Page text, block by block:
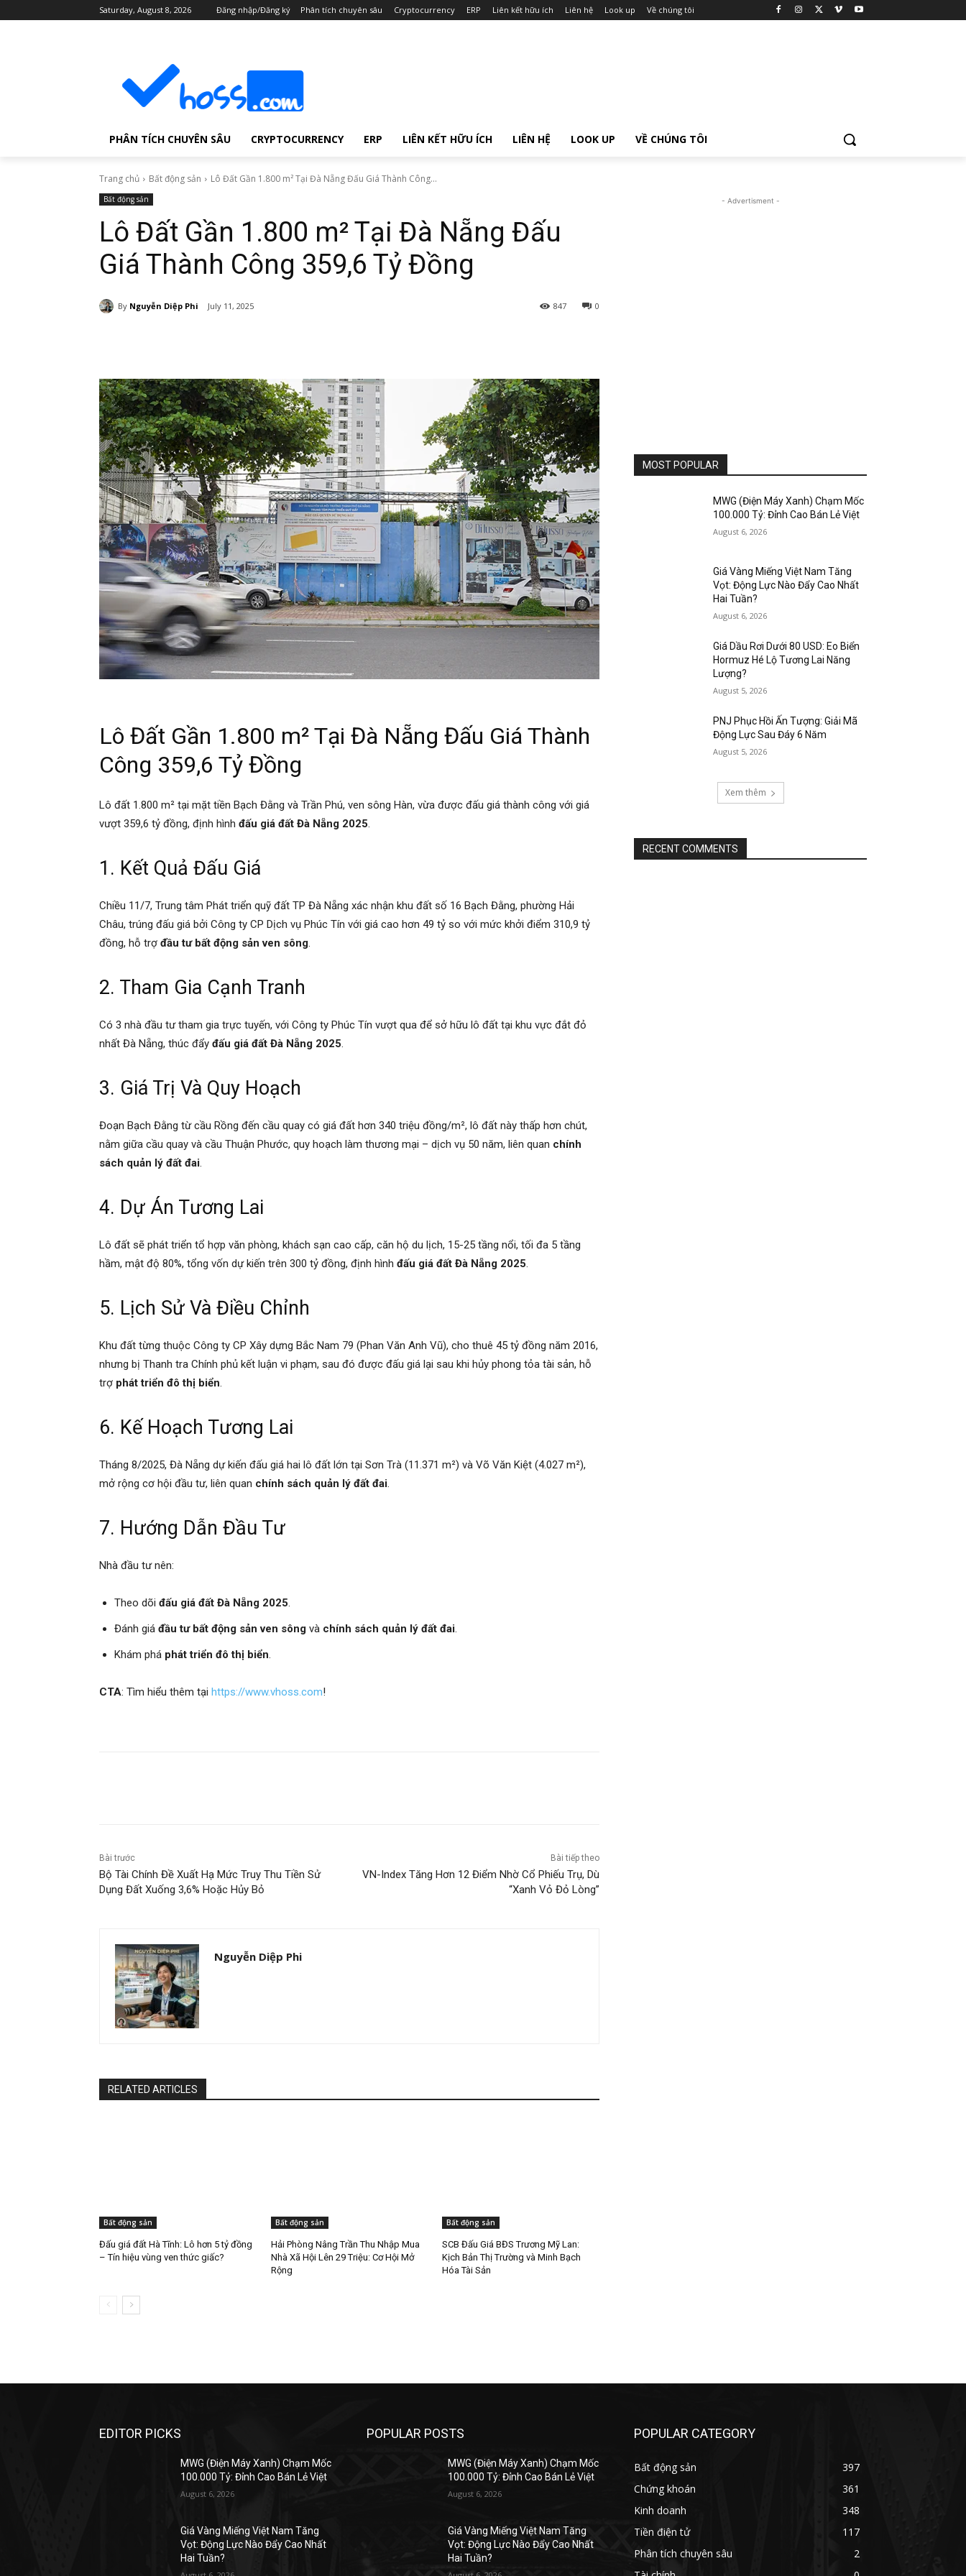
Saturday, August 8, 2026 Đăng nhập/Đăng ký Phân tích chuyên sâu Cryptocurrency ERP Liên kết hữu ích Liên hệ Look up Về chúng tôi
PHÂN TÍCH CHUYÊN SÂU CRYPTOCURRENCY ERP LIÊN KẾT HỮU ÍCH LIÊN HỆ LOOK UP VỀ CHÚNG TÔI
Trang chủ Bất động sản Lô Đất Gần 1.800 m² Tại Đà Nẵng Đấu Giá Thành Công...
Bất động sản
Lô Đất Gần 1.800 m² Tại Đà Nẵng Đấu
Giá Thành Công 359,6 Tỷ Đồng
By Nguyễn Diệp Phi July 11, 2025 0
847
Lô Đất Gần 1.800 m² Tại Đà Nẵng Đấu Giá Thành
Công 359,6 Tỷ Đồng
Lô đất 1.800 m² tại mặt tiền Bạch Đằng và Trần Phú, ven sông Hàn, vừa được đấu giá thành công với giá
vượt 359,6 tỷ đồng, định hình đấu giá đất Đà Nẵng 2025.
1. Kết Quả Đấu Giá
Chiều 11/7, Trung tâm Phát triển quỹ đất TP Đà Nẵng xác nhận khu đất số 16 Bạch Đằng, phường Hải
Châu, trúng đấu giá bởi Công ty CP Dịch vụ Phúc Tín với giá cao hơn 49 tỷ so với mức khởi điểm 310,9 tỷ
đồng, hỗ trợ đầu tư bất động sản ven sông.
2. Tham Gia Cạnh Tranh
Có 3 nhà đầu tư tham gia trực tuyến, với Công ty Phúc Tín vượt qua để sở hữu lô đất tại khu vực đắt đỏ
nhất Đà Nẵng, thúc đẩy đấu giá đất Đà Nẵng 2025.
3. Giá Trị Và Quy Hoạch
Đoạn Bạch Đằng từ cầu Rồng đến cầu quay có giá đất hơn 340 triệu đồng/m², lô đất này thấp hơn chút,
nằm giữa cầu quay và cầu Thuận Phước, quy hoạch làm thương mại – dịch vụ 50 năm, liên quan chính
sách quản lý đất đai.
4. Dự Án Tương Lai
Lô đất sẽ phát triển tổ hợp văn phòng, khách sạn cao cấp, căn hộ du lịch, 15-25 tầng nổi, tối đa 5 tầng
hầm, mật độ 80%, tổng vốn dự kiến trên 300 tỷ đồng, định hình đấu giá đất Đà Nẵng 2025.
5. Lịch Sử Và Điều Chỉnh
Khu đất từng thuộc Công ty CP Xây dựng Bắc Nam 79 (Phan Văn Anh Vũ), cho thuê 45 tỷ đồng năm 2016,
nhưng bị Thanh tra Chính phủ kết luận vi phạm, sau đó được đấu giá lại sau khi hủy phong tỏa tài sản, hỗ
trợ phát triển đô thị biển.
6. Kế Hoạch Tương Lai
Tháng 8/2025, Đà Nẵng dự kiến đấu giá hai lô đất lớn tại Sơn Trà (11.371 m²) và Võ Văn Kiệt (4.027 m²),
mở rộng cơ hội đầu tư, liên quan chính sách quản lý đất đai.
7. Hướng Dẫn Đầu Tư
Nhà đầu tư nên:
Theo dõi đấu giá đất Đà Nẵng 2025.
Đánh giá đầu tư bất động sản ven sông và chính sách quản lý đất đai.
Khám phá phát triển đô thị biển.
CTA: Tìm hiểu thêm tại https://www.vhoss.com!
Bài trước
Bộ Tài Chính Đề Xuất Hạ Mức Truy Thu Tiền Sử
Dụng Đất Xuống 3,6% Hoặc Hủy Bỏ
Bài tiếp theo
VN-Index Tăng Hơn 12 Điểm Nhờ Cổ Phiếu Trụ, Dù
“Xanh Vỏ Đỏ Lòng”
Nguyễn Diệp Phi
RELATED ARTICLES
Bất động sản
Đấu giá đất Hà Tĩnh: Lô hơn 5 tỷ đồng
– Tín hiệu vùng ven thức giấc?
Bất động sản
Hải Phòng Nâng Trần Thu Nhập Mua
Nhà Xã Hội Lên 29 Triệu: Cơ Hội Mở
Rộng
Bất động sản
SCB Đấu Giá BĐS Trương Mỹ Lan:
Kịch Bản Thị Trường và Minh Bạch
Hóa Tài Sản
- Advertisment -
MOST POPULAR
MWG (Điện Máy Xanh) Chạm Mốc
100.000 Tỷ: Đỉnh Cao Bán Lẻ Việt
August 6, 2026
Giá Vàng Miếng Việt Nam Tăng
Vọt: Động Lực Nào Đẩy Cao Nhất
Hai Tuần?
August 6, 2026
Giá Dầu Rơi Dưới 80 USD: Eo Biển
Hormuz Hé Lộ Tương Lai Năng
Lượng?
August 5, 2026
PNJ Phục Hồi Ấn Tượng: Giải Mã
Động Lực Sau Đáy 6 Năm
August 5, 2026
Xem thêm
RECENT COMMENTS
EDITOR PICKS
MWG (Điện Máy Xanh) Chạm Mốc
100.000 Tỷ: Đỉnh Cao Bán Lẻ Việt
August 6, 2026
Giá Vàng Miếng Việt Nam Tăng
Vọt: Động Lực Nào Đẩy Cao Nhất
Hai Tuần?
POPULAR POSTS
MWG (Điện Máy Xanh) Chạm Mốc
100.000 Tỷ: Đỉnh Cao Bán Lẻ Việt
August 6, 2026
Giá Vàng Miếng Việt Nam Tăng
Vọt: Động Lực Nào Đẩy Cao Nhất
Hai Tuần?
POPULAR CATEGORY
Bất động sản
397
Chứng khoán
361
Kinh doanh
348
Tiền điện tử
117
Phân tích chuyên sâu
2